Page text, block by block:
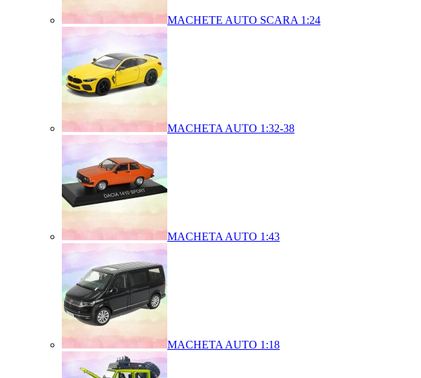
MACHETE AUTO SCARA 1:24
MACHETA AUTO 1:32-38
MACHETA AUTO 1:43
MACHETA AUTO 1:18